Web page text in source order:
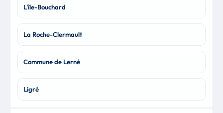
L'île-Bouchard
La Roche-Clermault
Commune de Lerné
Ligré